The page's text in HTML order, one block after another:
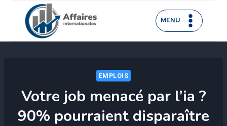
contenu
MENU
EMPLOIS
Votre job menacé par l’ia ?
90% pourraient disparaître